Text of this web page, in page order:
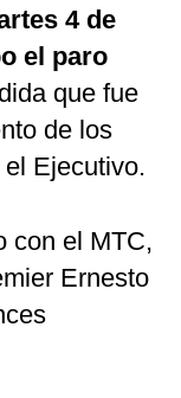
4 de
el paro
que fue
de los
Ejecutivo.
con el MTC,
Ernesto